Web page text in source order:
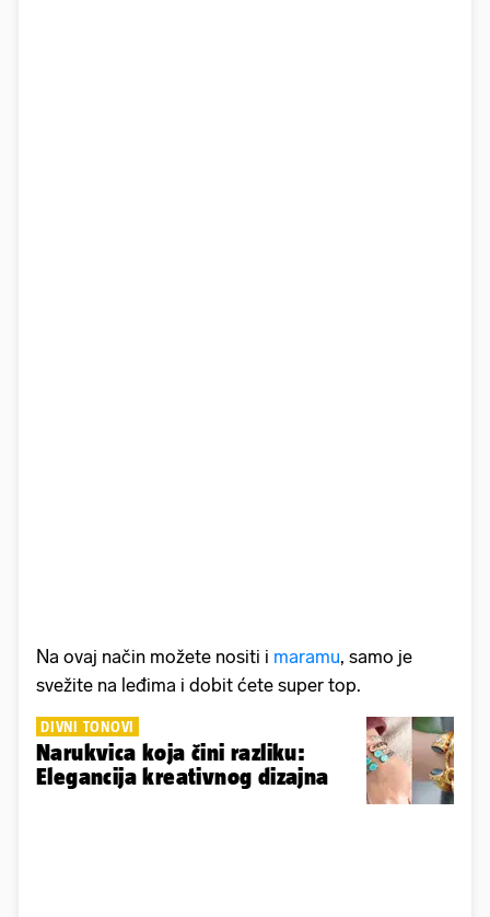
Na ovaj način možete nositi i maramu, samo je
svežite na leđima i dobit ćete super top.
DIVNI TONOVI
Narukvica koja čini razliku:
Elegancija kreativnog dizajna